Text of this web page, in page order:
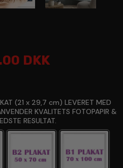
DKK
(21 x 29,7 cm) LEVERET MED
KVALITETS FOTOPAPIR &
RESULTAT.